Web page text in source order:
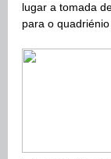
lugar a tomada
para o